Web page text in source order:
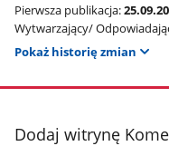
Pierwsza publikacja:
Wytwarzający/
Pokaż historię zmian
stopka
Dodaj witrynę